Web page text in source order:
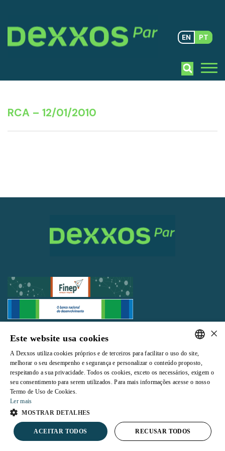
EN PT
RCA – 12/01/2010
Todos os direitos reservados | Termos e Condições de Uso
Política de
Privacidade
PORTUGUESE
ENGLISH
×
Este website usa cookies
A Dexxos utiliza cookies próprios e de terceiros para facilitar o uso do site,
melhorar o seu desempenho e segurança e personalizar o conteúdo proposto,
respeitando a sua privacidade. Todos os cookies, exceto os necessários, exigem o
seu consentimento para serem utilizados. Para mais informações acesse o nosso
Termo de Uso de Cookies.
Ler mais
MOSTRAR DETALHES
ACEITAR TODOS RECUSAR TODOS